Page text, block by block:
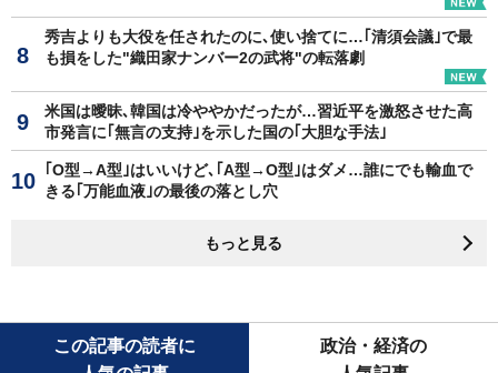
秀吉よりも大役を任されたのに､使い捨てに…｢清須会議｣で最
も損をした"織田家ナンバー2の武将"の転落劇
米国は曖昧､韓国は冷ややかだったが…習近平を激怒させた高
市発言に｢無言の支持｣を示した国の｢大胆な手法｣
｢O型→A型｣はいいけど､｢A型→O型｣はダメ…誰にでも輸血で
きる｢万能血液｣の最後の落とし穴
もっと見る
この記事の読者に
政治・経済の